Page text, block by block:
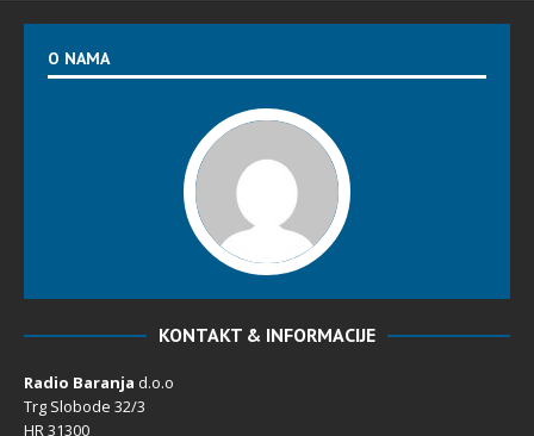
O NAMA
KONTAKT & INFORMACIJE
Radio Baranja d.o.o
Trg Slobode 32/3
HR 31300